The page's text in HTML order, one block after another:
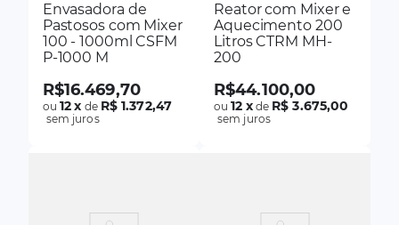
Envasadora de
Pastosos com Mixer
100 - 1000ml CSFM
P-1000 M
R$16.469,70
ou12x de R$ 1.372,47
sem juros
Reator com Mixer e
Aquecimento 200
Litros CTRM MH-
200
R$44.100,00
ou12 xde R$ 3.675,00
sem juros